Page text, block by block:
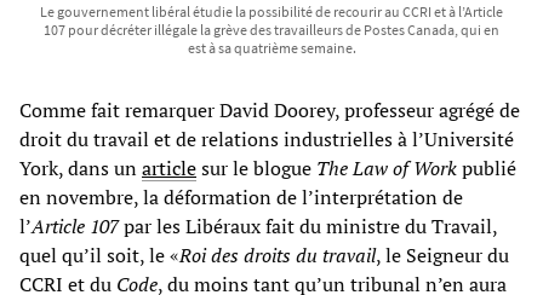
Le gouvernement libéral étudie la possibilité de recourir au CCRI et à l’Article
107 pour décréter illégale la grève des travailleurs de Postes Canada, qui en
est à sa quatrième semaine.
Comme fait remarquer David Doorey, professeur agrégé de
droit du travail et de relations industrielles à l’Université
York, dans unarticlesur le blogue The Law of Workpublié
en novembre, la déformation de l’interprétation de
l’Article 107par les Libéraux fait du ministre du Travail,
quel qu’il soit, le «Roi des droits du travail, le Seigneur du
CCRI et du Code, du moins tant qu’un tribunal n’en aura